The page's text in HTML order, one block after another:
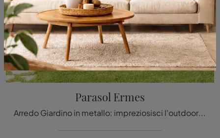
Parasol Ermes
Arredo Giardino in metallo: impreziosisci l'outdoor con svariate offerte di ombrelloni del brand Talenti.